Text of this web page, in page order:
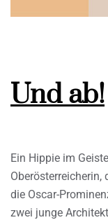
Und ab!
Ein Hippie im
die Oscar-
zwei junge